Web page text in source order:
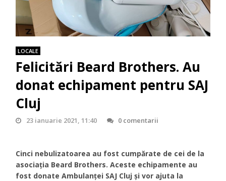
LOCALE
Felicitări Beard Brothers. Au
donat echipament pentru SAJ
Cluj
23 ianuarie 2021, 11:40 0 comentarii
Cinci nebulizatoarea au fost cumpărate de cei de la
asociația Beard Brothers. Aceste echipamente au
fost donate Ambulanței SAJ Cluj și vor ajuta la